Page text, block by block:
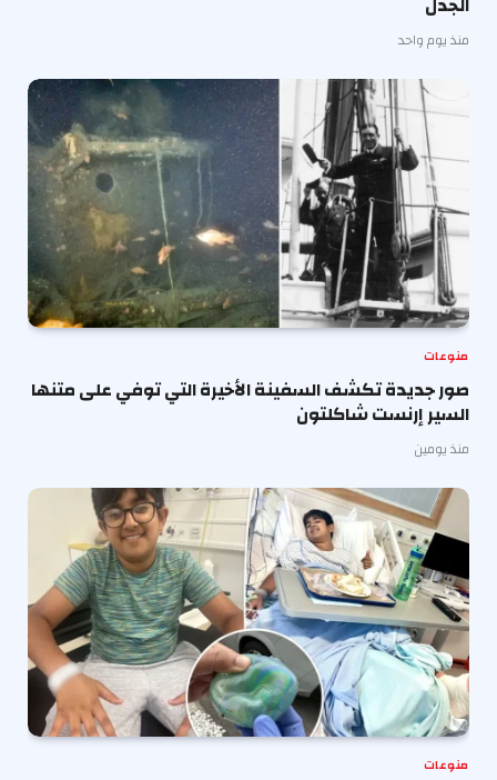
منذ يوم واحد
منوعات
صور جديدة تكشف السفينة الأخيرة التي توفي على متنها
السير إرنست شاكلتون
منذ يومين
منوعات